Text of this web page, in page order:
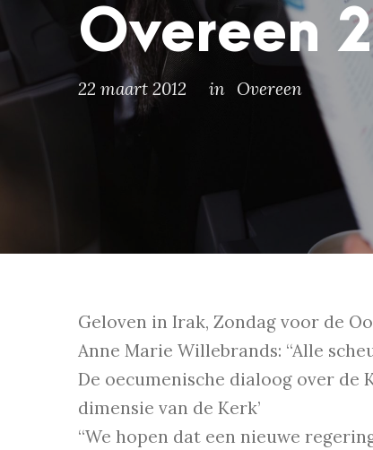
Overeen
22 maart 2012 in Overeen
Geloven in Irak, Zondag voor de
Anne Marie Willebrands: “Alle
De oecumenische dialoog over de
dimensie van de Kerk’
“We hopen dat een nieuwe